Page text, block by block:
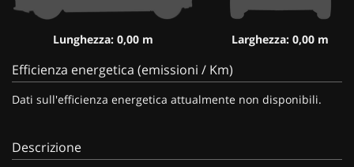
Lunghezza: 0,00 m Larghezza: 0,00 m
Efficienza energetica (emissioni / Km)
Dati sull'efficienza energetica attualmente non disponibili.
Descrizione